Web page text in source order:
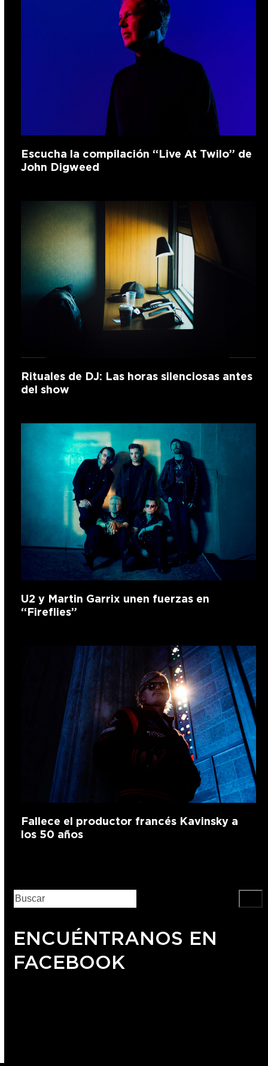
Escucha la compilación “Live At Twilo” de
John Digweed
Rituales de DJ: Las horas silenciosas antes
del show
U2 y Martin Garrix unen fuerzas en
“Fireflies”
Fallece el productor francés Kavinsky a
los 50 años
ENCUÉNTRANOS EN
FACEBOOK